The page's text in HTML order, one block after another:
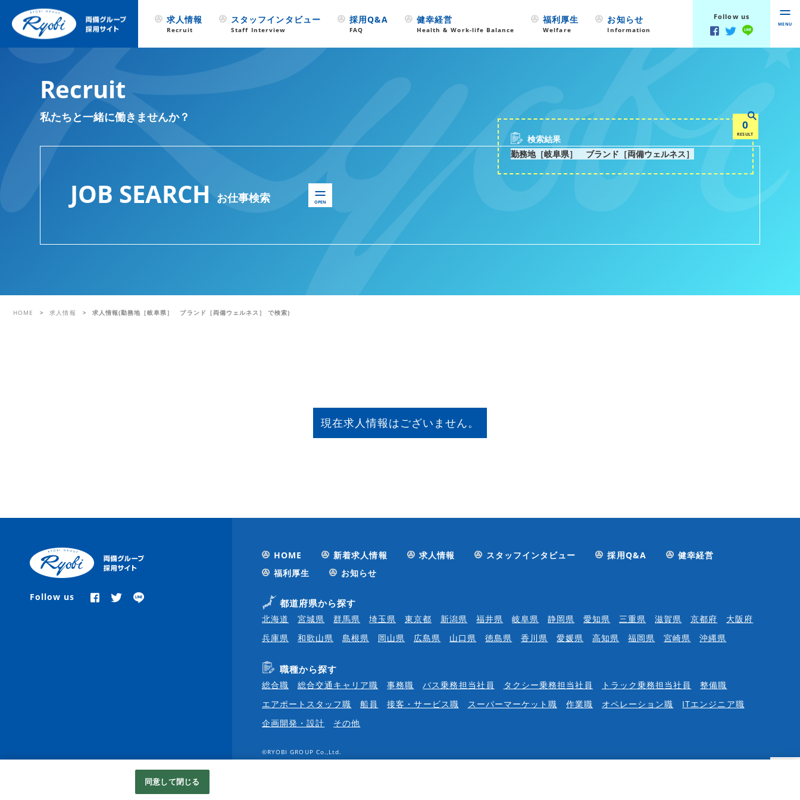
求人情報
Recruit
スタッフインタビュー
Staff Interview
採用Q&A
FAQ
健幸経営
Health & Work-life Balance
福利厚生
Welfare
お知らせ
Information
Follow us
Recruit
私たちと一緒に働きませんか？
JOB SEARCH お仕事検索 OPEN
検索結果
勤務地［岐阜県］ ブランド［両備ウェルネス］
0
RESULT
MENU
HOME 求人情報 求人情報(勤務地［岐阜県］ ブランド［両備ウェルネス］ で検索)
現在求人情報はございません。
Follow us
HOME 新着求人情報 求人情報 スタッフインタビュー 採用Q&A
健幸経営
福利厚生
お知らせ
都道府県から探す
北海道 宮城県 群馬県 埼玉県 東京都 新潟県 福井県 岐阜県 静岡県 愛知県 三重県 滋賀県 京都府
大阪府
兵庫県
和歌山県 島根県 岡山県 広島県 山口県 徳島県 香川県 愛媛県 高知県 福岡県 宮崎県 沖縄県
職種から探す
総合職 総合交通キャリア職 事務職 バス乗務担当社員 タクシー乗務担当社員 トラック乗務担当社員
整備職
エアポートスタッフ職
船員 接客・サービス職 スーパーマーケット職 作業職 オペレーション職
ITエンジニア職
企画開発・設計
その他
©RYOBI GROUP Co.,Ltd.
同意して閉じる